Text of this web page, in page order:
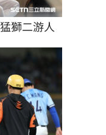
獅二游人